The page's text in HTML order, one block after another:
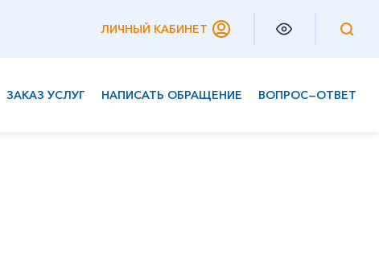
ЛИЧНЫЙ КАБИНЕТ
ЗАКАЗ УСЛУГ НАПИСАТЬ ОБРАЩЕНИЕ ВОПРОС—ОТВЕТ